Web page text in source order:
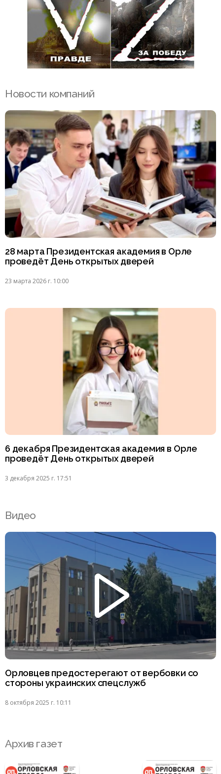
Новости компаний
28 марта Президентская академия в Орле
проведёт День открытых дверей
23 марта 2026 г. 10:00
6 декабря Президентская академия в Орле
проведёт День открытых дверей
3 декабря 2025 г. 17:51
Видео
Орловцев предостерегают от вербовки со
стороны украинских спецслужб
8 октября 2025 г. 10:11
Архив газет